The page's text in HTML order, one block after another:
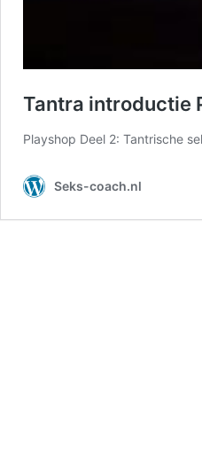
Tantra introductie
Playshop Deel 2: Tantrische
Seks-coach.nl